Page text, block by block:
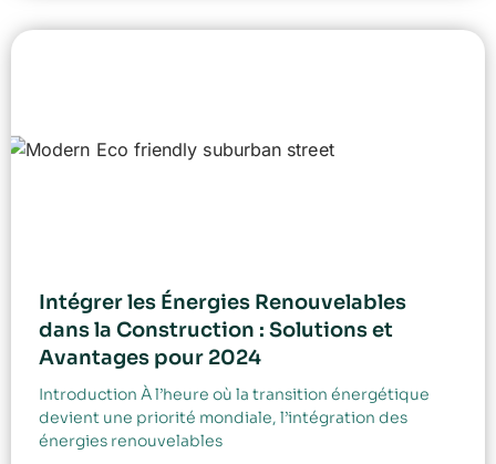
Intégrer les Énergies Renouvelables
dans la Construction : Solutions et
Avantages pour 2024
Introduction À l’heure où la transition énergétique
devient une priorité mondiale, l’intégration des
énergies renouvelables